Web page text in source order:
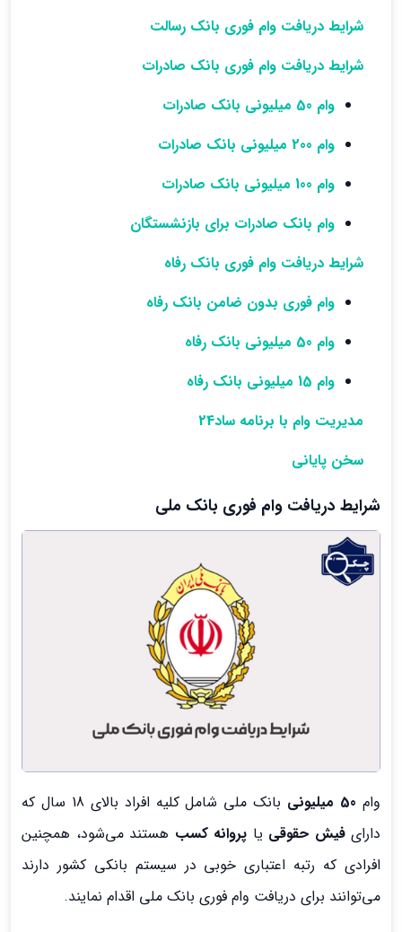
شرایط دریافت وام فوری بانک رسالت
شرایط دریافت وام فوری بانک صادرات
وام 50 میلیونی بانک صادرات
وام 200 میلیونی بانک صادرات
وام 100 میلیونی بانک صادرات
وام بانک صادرات برای بازنشستگان
شرایط دریافت وام فوری بانک رفاه
وام فوری بدون ضامن بانک رفاه
وام 50 میلیونی بانک رفاه
وام 15 میلیونی بانک رفاه
مدیریت وام با برنامه ساد24
سخن پایانی
شرایط دریافت وام فوری بانک ملی
وام50 میلیونی
بانک ملی شامل کلیه افراد بالای 18 سال که
دارایفیش حقوقی یا پروانه کسب هستند می‌شود، همچنین
افرادی که رتبه اعتباری خوبی در سیستم بانکی کشور دارند
می‌توانند برای دریافت وام فوری بانک ملی اقدام نمایند.